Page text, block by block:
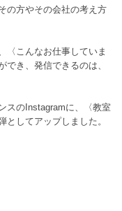
の方やその会社の考え方
〈こんなお仕事していま
き、発信できるのは、
スのInstagramに、〈教室
してアップしました。